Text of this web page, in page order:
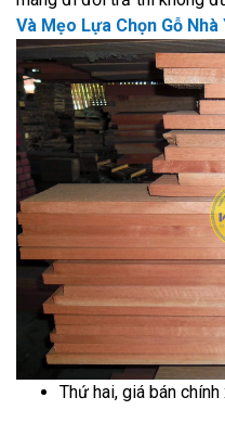
Và Mẹo Lựa Chọn Gỗ Nhà
Thứ hai, giá bán